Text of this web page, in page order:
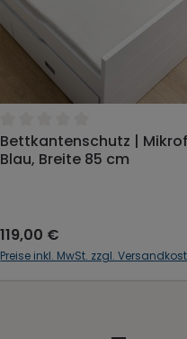
In den Warenkorb
Durchschnittliche
Bettkantenschutz |
Blau, Breite 85 cm
119,00 €
Preise inkl. MwSt. zzgl.